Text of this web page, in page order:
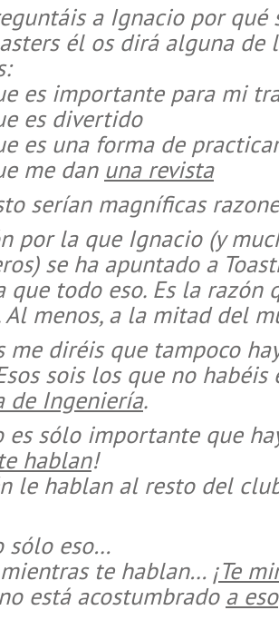
a Ignacio por qué
él os dirá alguna de
es importante para mi
es divertido
es una forma de
me dan una revista
serían magníficas
por la que Ignacio (y
se ha apuntado a
que todo eso. Es la razón
Al menos, a la mitad del
me diréis que tampoco
sois los que no habéis
de Ingeniería.
es sólo importante que
hablan!
le hablan al resto del
sólo eso…
te hablan… ¡Te
está acostumbrado a eso